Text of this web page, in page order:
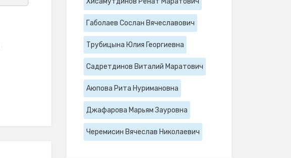
Габолаев Сослан Вячеславович
Трубицына Юлия Георгиевна
Садретдинов Виталий Маратович
Аюпова Рита Нуримановна
Джафарова Марьям Зауровна
Черемисин Вячеслав Николаевич